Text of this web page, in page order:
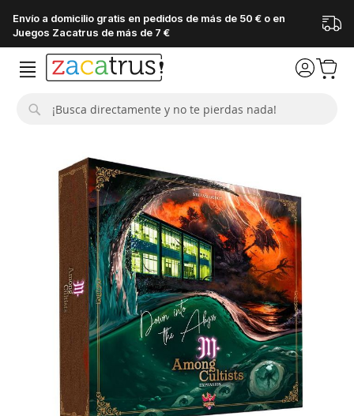
Envío a domicilio gratis en pedidos de más de 50 € o en
Juegos Zacatrus de más de 7 €
imágenes